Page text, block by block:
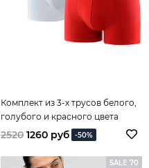
Комплект из 3-х трусов белого,
голубого и красного цвета
2520 1260 руб -50%
SALE 70